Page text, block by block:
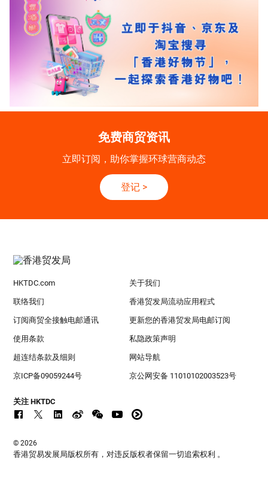
免费商贸资讯
立即订阅，助你掌握环球营商动态
登记 >
HKTDC.com 关于我们
联络我们 香港贸发局流动应用程式
订阅商贸全接触电邮通讯 更新您的香港贸发局电邮订阅
使用条款 私隐政策声明
超连结条款及细则 网站导航
京ICP备09059244号 京公网安备 11010102003523号
关注 HKTDC
© 2026
香港贸易发展局版权所有，对违反版权者保留一切追索权利 。